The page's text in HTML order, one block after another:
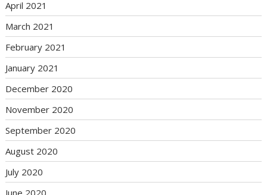
April 2021
March 2021
February 2021
January 2021
December 2020
November 2020
September 2020
August 2020
July 2020